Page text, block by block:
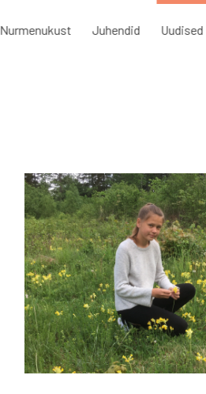
Nurmenukust Juhendid Uudised